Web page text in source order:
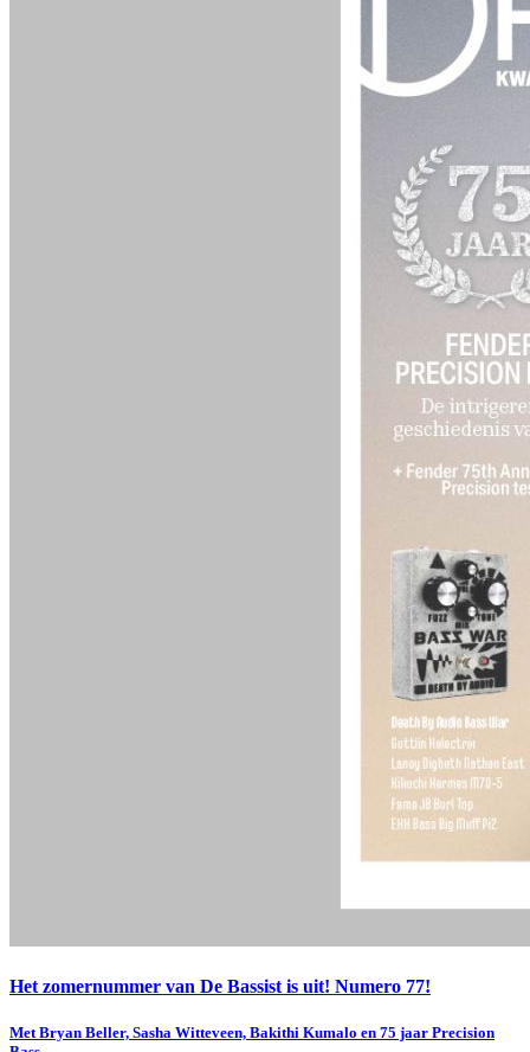
Het zomernummer van De Bassist is uit! Numero 77!
Met Bryan Beller, Sasha Witteveen, Bakithi Kumalo en 75 jaar Precision